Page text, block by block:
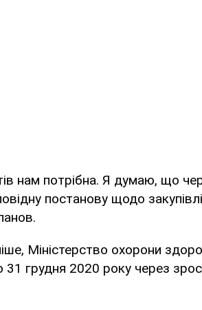
нам потрібна. Я думаю, що
постанову щодо
Міністерство охорони
31 грудня 2020 року через